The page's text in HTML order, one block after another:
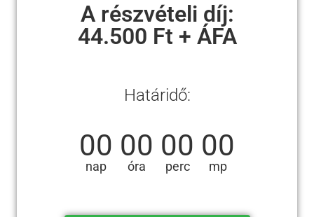
A részvételi díj:
44.500 Ft + ÁFA
Határidő:
00
nap
00
óra
00
perc
00
mp